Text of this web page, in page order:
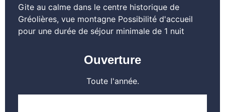
Gite au calme dans le centre historique de
Gréolières, vue montagne Possibilité d'accueil
pour une durée de séjour minimale de 1 nuit
Ouverture
Toute l'année.